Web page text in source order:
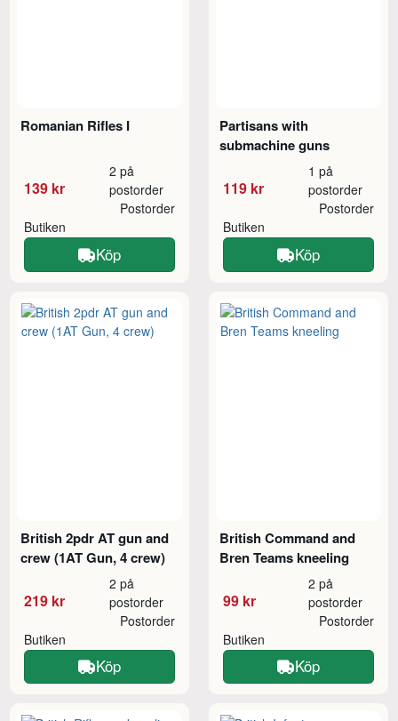
Romanian Rifles I
139 kr
2 på
postorder
Butiken
Postorder
Köp
Partisans with
submachine guns
119 kr
1 på
postorder
Butiken
Postorder
Köp
British 2pdr AT gun and
crew (1AT Gun, 4 crew)
219 kr
2 på
postorder
Butiken
Postorder
Köp
British Command and
Bren Teams kneeling
99 kr
2 på
postorder
Butiken
Postorder
Köp